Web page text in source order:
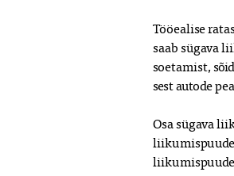
Tööealise
saab sügava
soetamist,
sest autode
Osa sügava